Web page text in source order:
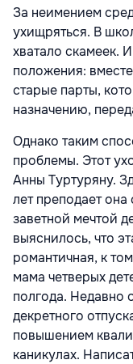
За неимением
ухищряться. В
хватало скамеек.
положения:
старые парты,
назначению,
Однако таким
проблемы. Этот
Анны Туртуряну.
лет преподает
заветной мечтой
выяснилось, что
романтичная, к
мама четверых
полгода. Недавно
декретного
повышением
каникулах.